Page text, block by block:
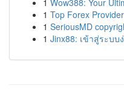
1 Wow388: Your
1 Top Forex
1 SeriousMD
1 Jinx88: เข้าสู่ระบบ